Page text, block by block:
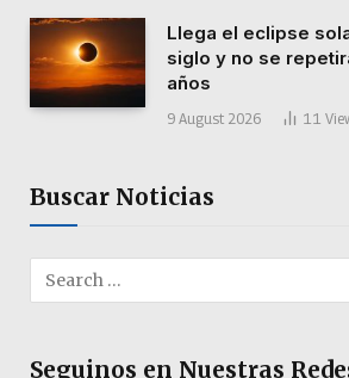
Llega el eclipse
siglo y no se
años
9 August 2026 11
Buscar Noticias
Seguinos en Nuestras